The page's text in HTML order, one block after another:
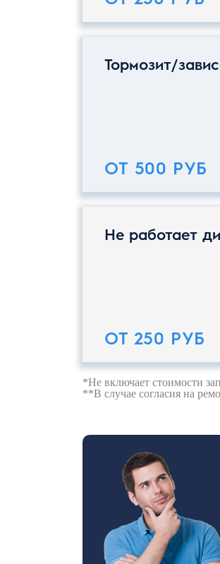
Тормозит/
ОТ 500 РУБ
Не работает
ОТ 250 РУБ
*Не включает стоимости
**В случае согласия на